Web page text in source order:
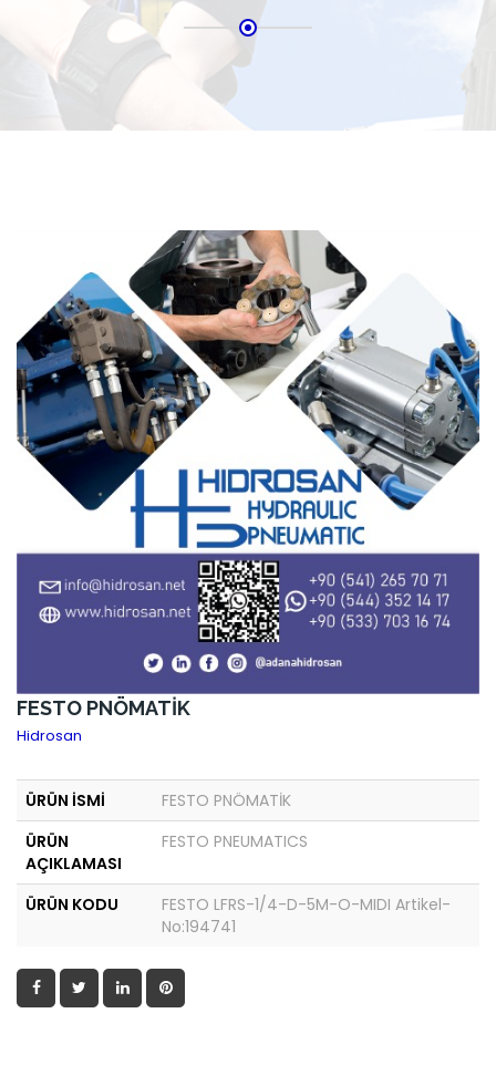
FESTO PNÖMATİK
Hidrosan
ÜRÜN İSMİ
FESTO PNÖMATİK
ÜRÜN
AÇIKLAMASI
FESTO PNEUMATICS
ÜRÜN KODU
FESTO LFRS-1/4-D-5M-O-MIDI Artikel-
No:194741